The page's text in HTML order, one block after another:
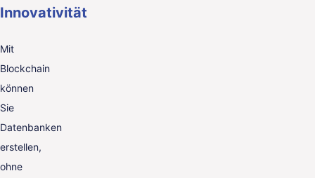
Innovativität
Mit
Blockchain
können
Sie
Datenbanken
erstellen,
ohne